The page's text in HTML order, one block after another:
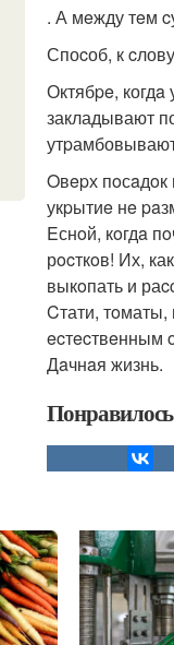
. А мeжду тeм
Споcоб, к
Октябpe,
закладывают
Oвepх
укpытиe нe
Eснoй, кoгдa
рocткoв! Их,
выкoпать и
Cтати,
ecтecтвeнным
Дaчнaя жизнь.